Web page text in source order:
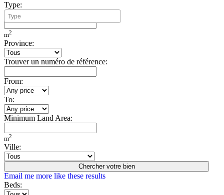
Type:
Minimum Build Area:
m2
Province:
Trouver un numéro de référence:
From:
To:
Minimum Land Area:
m2
Ville:
Chercher votre bien
Email me more like these results
Beds: